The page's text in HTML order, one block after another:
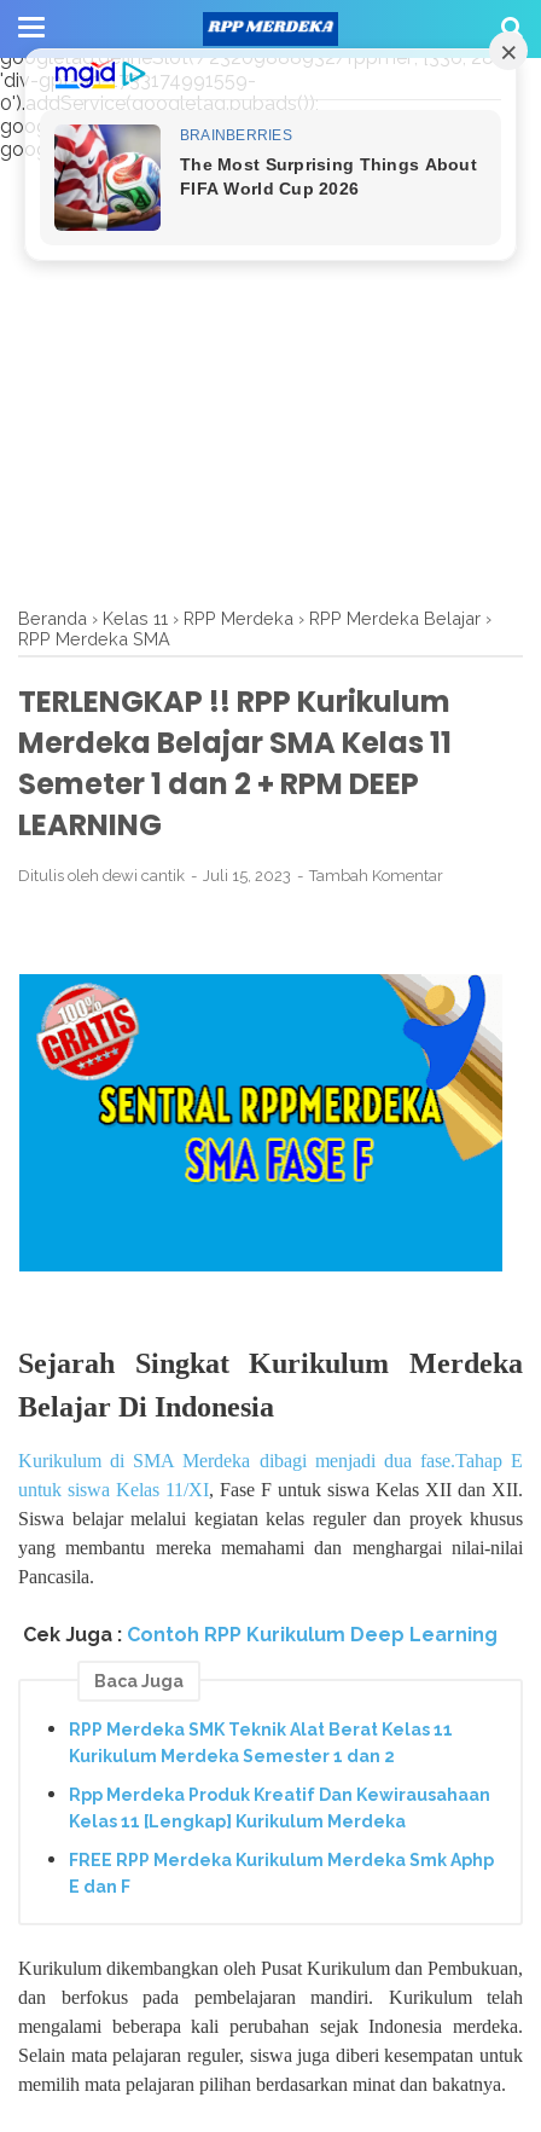
window.googletag = window.googletag || {cmd: []};
googletag.cmd.push(function() {
googletag.defineSlot('/23209888932/rppmer', [336, 280],
'div-gpt-ad-1733174991559-
0').addService(googletag.pubads());
googletag.pubads().enableSingleRequest();
googletag.enableServices(); });
Beranda › Kelas 11 › RPP Merdeka › RPP Merdeka Belajar ›
RPP Merdeka SMA
TERLENGKAP !! RPP Kurikulum
Merdeka Belajar SMA Kelas 11
Semeter 1 dan 2 + RPM DEEP
LEARNING
Ditulis oleh dewi cantik Juli 15, 2023 Tambah Komentar
Sejarah Singkat Kurikulum Merdeka
Belajar Di Indonesia
Kurikulum di SMA Merdeka dibagi menjadi dua fase.Tahap E
untuk siswa Kelas 11/XI, Fase F untuk siswa Kelas XII dan XII.
Siswa belajar melalui kegiatan kelas reguler dan proyek khusus
yang membantu mereka memahami dan menghargai nilai-nilai
Pancasila.
Cek Juga : Contoh RPP Kurikulum Deep Learning
Baca Juga
RPP Merdeka SMK Teknik Alat Berat Kelas 11
Kurikulum Merdeka Semester 1 dan 2
Rpp Merdeka Produk Kreatif Dan Kewirausahaan
Kelas 11 [Lengkap] Kurikulum Merdeka
FREE RPP Merdeka Kurikulum Merdeka Smk Aphp
E dan F
Kurikulum dikembangkan oleh Pusat Kurikulum dan Pembukuan,
dan berfokus pada pembelajaran mandiri. Kurikulum telah
mengalami beberapa kali perubahan sejak Indonesia merdeka.
Selain mata pelajaran reguler, siswa juga diberi kesempatan untuk
memilih mata pelajaran pilihan berdasarkan minat dan bakatnya.